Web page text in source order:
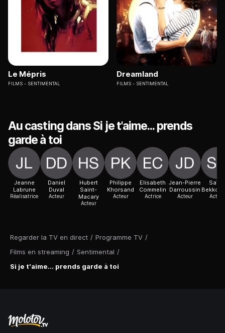
Regarder la TV en direct / Programme TV /
Films en streaming / Sentimental /
Si je t'aime... prends garde à toi
Le Mépris
FILMS SENTIMENTAL
Dreamland
FILMS SENTIMENTAL
Au casting dans Si je t'aime... prends
garde à toi
Jeanne
Labrune
Réalisatrice
Daniel
Duval
Acteur
Hubert
Saint-
Macary
Acteur
Philippe
Khorsand
Acteur
Elisabeth
Commelin
Actrice
Jean-Pierre
Darroussin
Acteur
Saïda
Acteur